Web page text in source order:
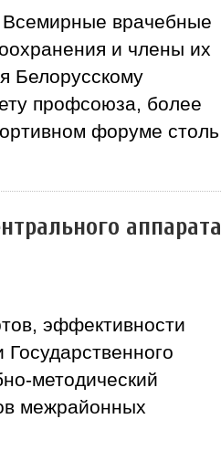
Всемирные врачебные
и члены их
Белорусскому
профсоюза, более
форуме столь
аппарата
эффективности
методический
межрайонных